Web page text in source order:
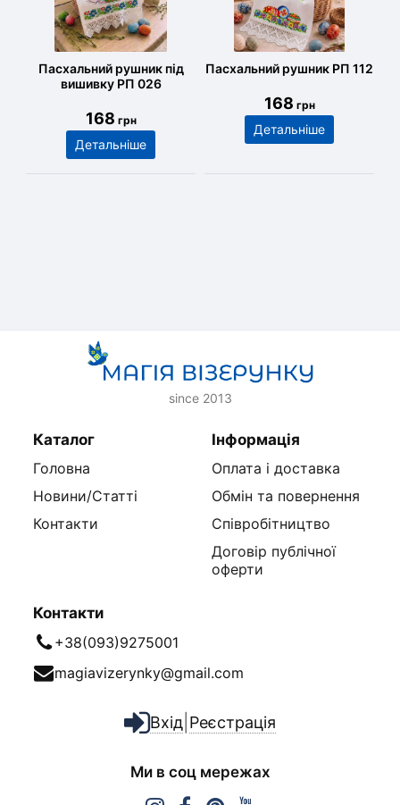
Пасхальний рушник під
вишивку РП 026
168 грн
Детальніше
Пасхальний рушник РП 112
168 грн
Детальніше
since 2013
Каталог
Головна
Новини/Статті
Контакти
Інформація
Оплата і доставка
Обмін та повернення
Співробітництво
Договір публічної
оферти
Контакти
+38(093)9275001
magiavizerynky@gmail.com
Вхід Реєстрація
Ми в соц мережах